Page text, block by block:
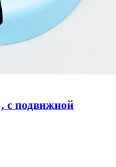
с подвижной